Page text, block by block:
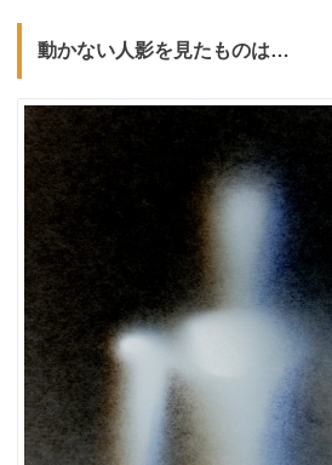
動かない人影を見たものは…